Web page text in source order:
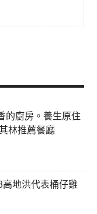
的廚房。養生原住
林推薦餐廳
地洪代表桶仔雞